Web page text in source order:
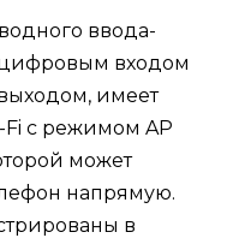
ввода-
входом
имеет
с режимом AP
может
напрямую.
в